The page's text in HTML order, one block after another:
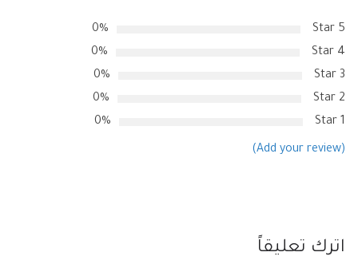
5 Star
0%
4 Star
0%
3 Star
0%
2 Star
0%
1 Star
0%
(Add your review)
اترك تعليقاً